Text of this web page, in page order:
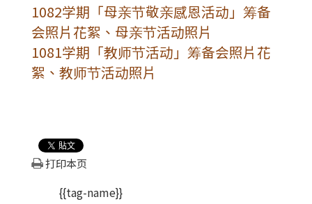
1082学期「母亲节敬亲感恩活动」筹备
会照片花絮 、 母亲节活动照片
1081学期「教师节活动」筹备会照片花
絮 、 教师节活动照片
打印本页
{{tag-name}}